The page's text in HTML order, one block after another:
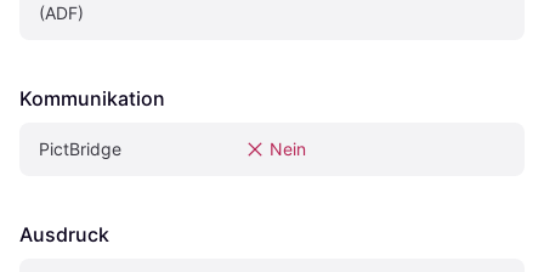
(ADF)
Kommunikation
PictBridge Nein
Ausdruck